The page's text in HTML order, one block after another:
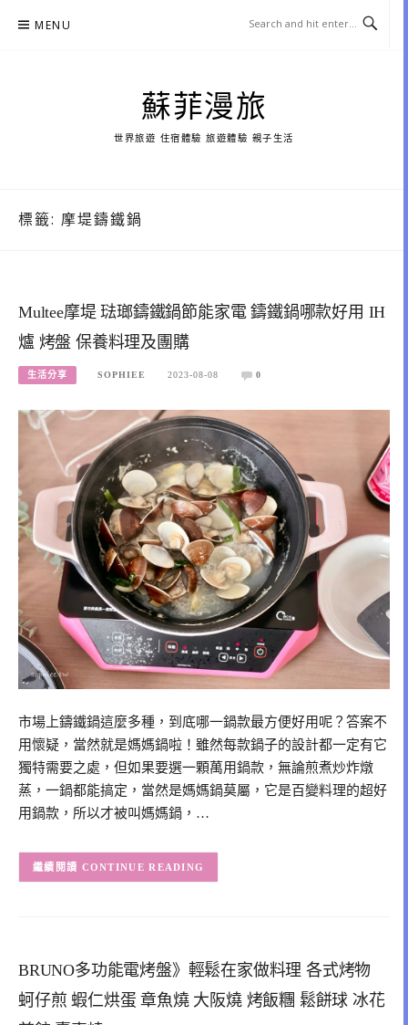
MENU
蘇菲漫旅
世界旅遊 住宿體驗 旅遊體驗 親子生活
標籤: 摩堤鑄鐵鍋
Multee摩堤 琺瑯鑄鐵鍋節能家電 鑄鐵鍋哪款好用 IH
爐 烤盤 保養料理及團購
生活分享 SOPHIEE 2023-08-08 0
市場上鑄鐵鍋這麼多種，到底哪一鍋款最方便好用呢？答案不
用懷疑，當然就是媽媽鍋啦！雖然每款鍋子的設計都一定有它
獨特需要之處，但如果要選一顆萬用鍋款，無論煎煮炒炸燉
蒸，一鍋都能搞定，當然是媽媽鍋莫屬，它是百變料理的超好
用鍋款，所以才被叫媽媽鍋，…
CONTINUE READING
BRUNO多功能電烤盤》輕鬆在家做料理 各式烤物
蚵仔煎 蝦仁烘蛋 章魚燒 大阪燒 烤飯糰 鬆餅球 冰花